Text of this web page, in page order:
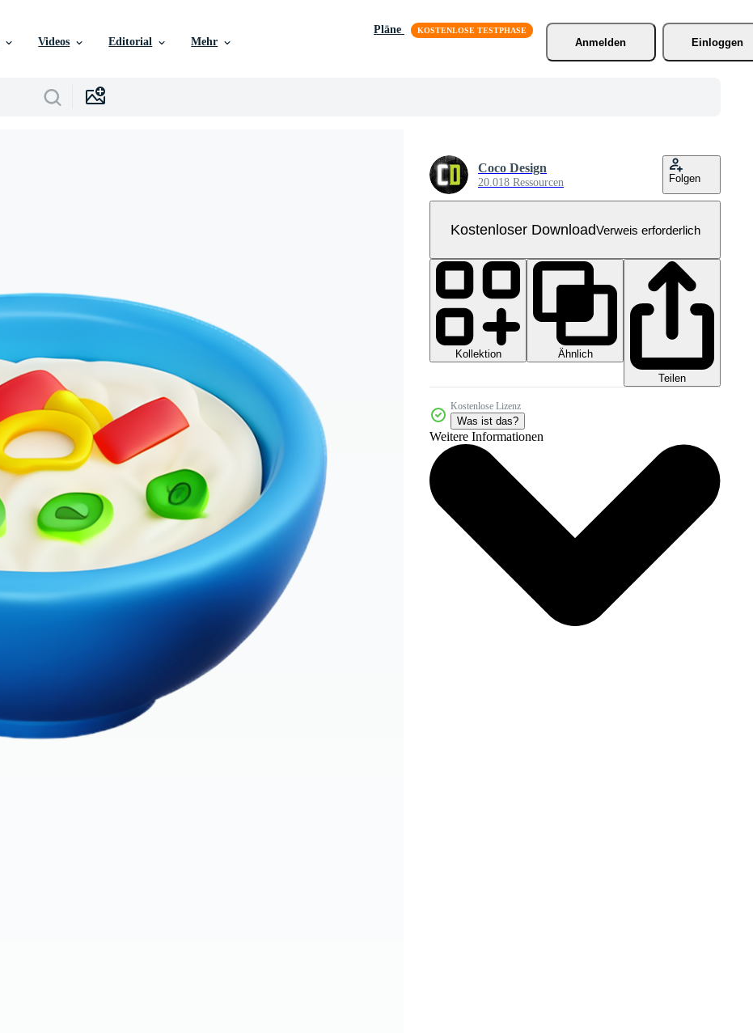
Videos Editorial Mehr
Pläne
Anmelden
Einloggen
Coco Design
20.018 Ressourcen Folgen
Kostenloser DownloadVerweis erforderlich
Kollektion
Ähnlich
Teilen
Kostenlose Lizenz
Was ist das?
Weitere Informationen